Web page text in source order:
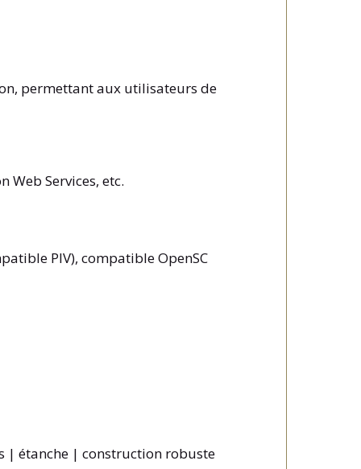
permettant aux utilisateurs de
Web Services, etc.
PIV), compatible OpenSC
| étanche | construction robuste